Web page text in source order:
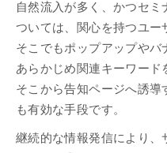
自然流入が多く、かつセ
ついては、関心を持つユー
そこでもポップアップやバ
あらかじめ関連キーワード
そこから告知ページへ誘
も有効な手段です。
継続的な情報発信により、